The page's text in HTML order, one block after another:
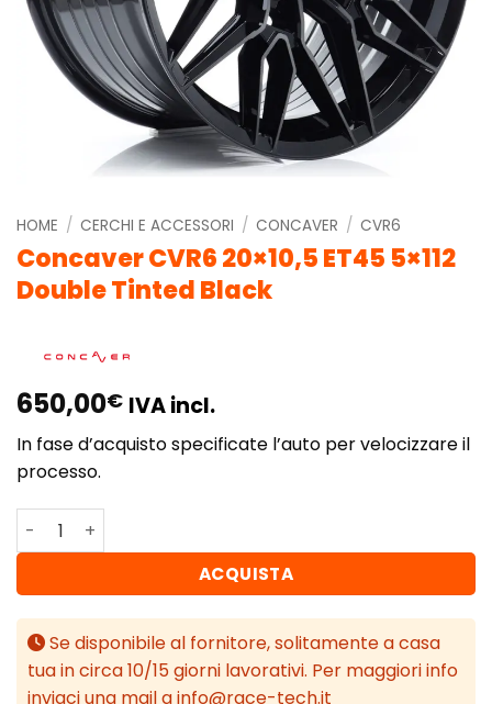
HOME / CERCHI E ACCESSORI / CONCAVER / CVR6
Concaver CVR6 20×10,5 ET45 5×112
Double Tinted Black
650,00€ IVA incl.
In fase d’acquisto specificate l’auto per velocizzare il
processo.
Concaver CVR6 20x10,5 ET45 5x112 Double Tinted Black
ACQUISTA
Se disponibile al fornitore, solitamente a casa
tua in circa 10/15 giorni lavorativi. Per maggiori info
inviaci una mail a info@race-tech.it